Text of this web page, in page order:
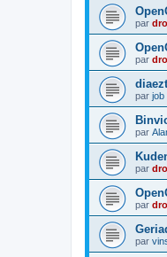
par
par
par job
par
par
par
par